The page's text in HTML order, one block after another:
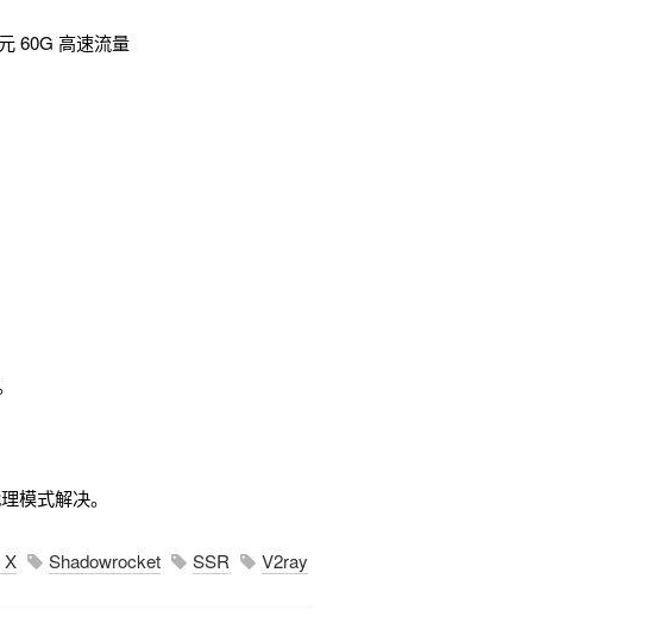
60G 高速流量
模式解决。
X Shadowrocket SSR V2ray